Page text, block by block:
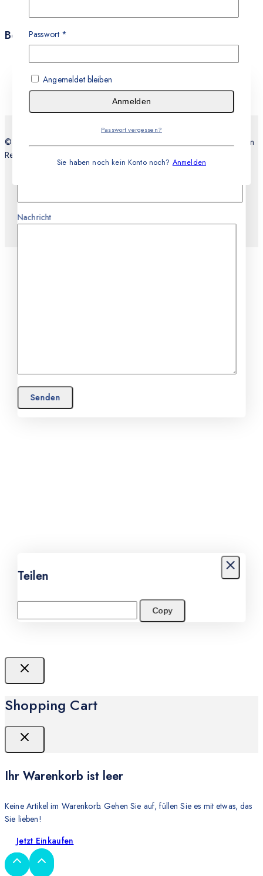
Bestellungen
Leistungen
© 2026 Teknocell Handy Reparatur, An und Verkauf Express Service in
Recklinghausen
Stellen Sie eine Frage
Nachricht
Teilen
Copy
Passwort *
Angemeldet bleiben
Anmelden
Passwort vergessen?
Sie haben noch kein Konto noch? Anmelden
Shopping Cart
Ihr Warenkorb ist leer
Keine Artikel im Warenkorb. Gehen Sie auf, füllen Sie es mit etwas, das
Sie lieben!
Jetzt Einkaufen